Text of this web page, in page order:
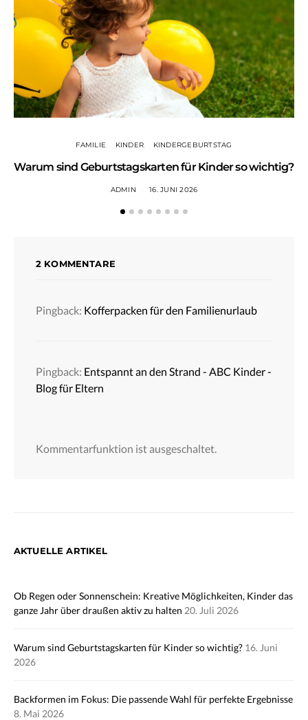
FAMILIE KINDER KINDERGEBURTSTAG
Warum sind Geburtstagskarten für Kinder so wichtig?
ADMIN 16. JUNI 2026
2 KOMMENTARE
Pingback: Kofferpacken für den Familienurlaub
Pingback: Entspannt an den Strand - ABC Kinder -
Blog für Eltern
Kommentarfunktion ist ausgeschaltet.
AKTUELLE ARTIKEL
Ob Regen oder Sonnenschein: Kreative Möglichkeiten, Kinder das
ganze Jahr über draußen aktiv zu halten 20. Juli 2026
Warum sind Geburtstagskarten für Kinder so wichtig? 16. Juni
2026
Backformen im Fokus: Die passende Wahl für perfekte Ergebnisse
8. Mai 2026